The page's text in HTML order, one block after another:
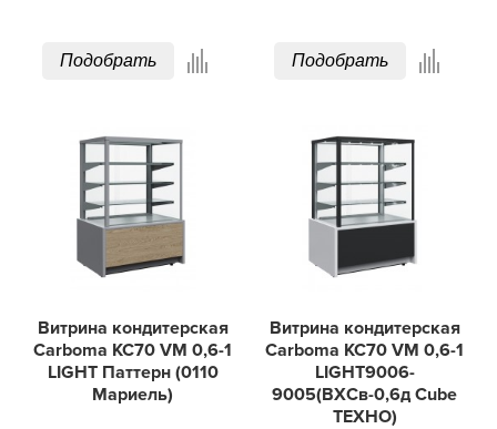
Подобрать Подобрать
Витрина кондитерская
Carboma KC70 VM 0,6-1
LIGHT Паттерн (0110
Мариель)
Витрина кондитерская
Carboma KC70 VM 0,6-1
LIGHT9006-
9005(ВХСв-0,6д Сube
ТЕХНО)